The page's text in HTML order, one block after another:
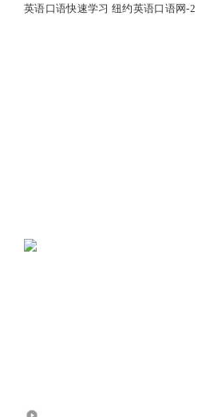
英语口语快速学习 纽约英语口语网-2